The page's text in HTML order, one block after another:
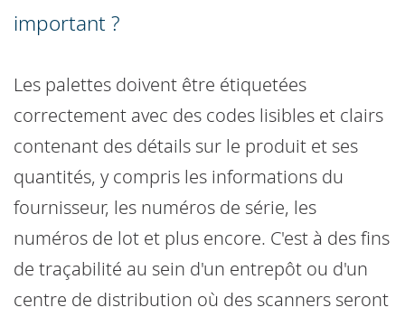
important ?
Les palettes doivent être étiquetées
correctement avec des codes lisibles et clairs
contenant des détails sur le produit et ses
quantités, y compris les informations du
fournisseur, les numéros de série, les
numéros de lot et plus encore. C'est à des fins
de traçabilité au sein d'un entrepôt ou d'un
centre de distribution où des scanners seront